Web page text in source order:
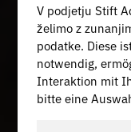
V podjetju Stift
želimo z
podatke. Diese
notwendig,
Interaktion mit
bitte eine